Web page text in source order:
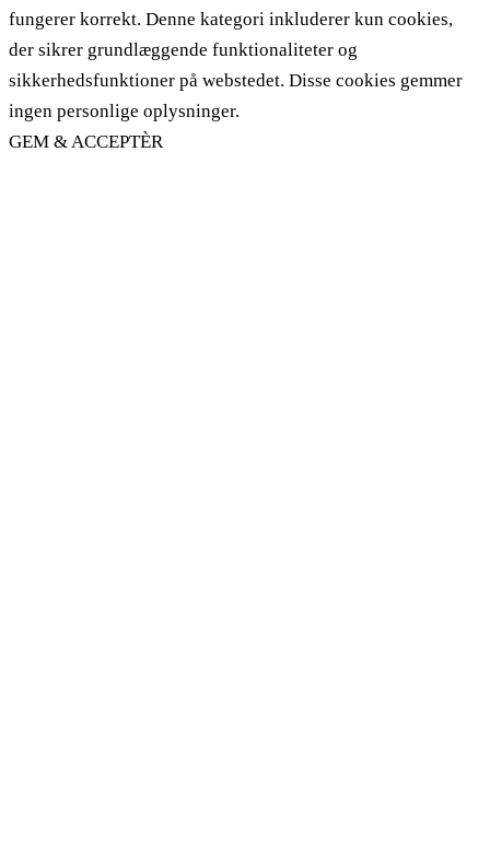
fungerer korrekt. Denne kategori inkluderer kun cookies,
der sikrer grundlæggende funktionaliteter og
sikkerhedsfunktioner på webstedet. Disse cookies gemmer
ingen personlige oplysninger.
GEM & ACCEPTÈR